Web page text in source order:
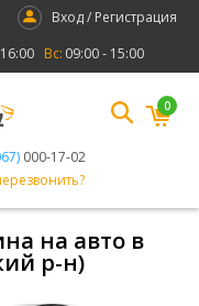
Вход / Регистрация
Вс: 09:00 - 15:00
000-17-02
0
на авто в
р-н)